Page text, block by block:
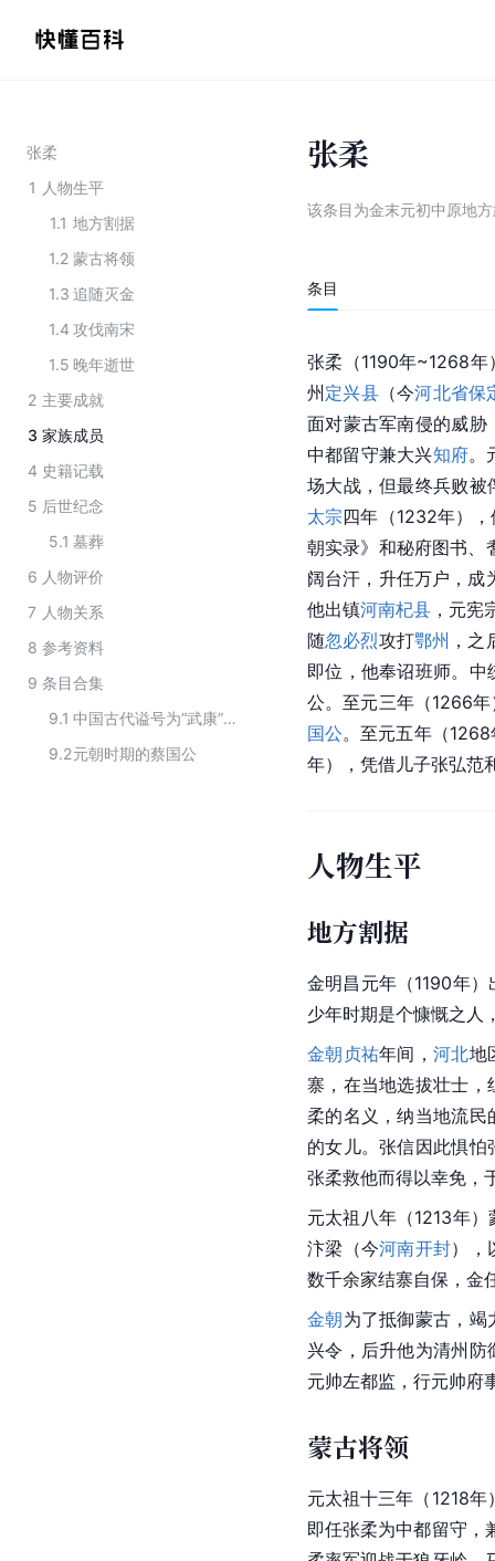
张柔
1 人物生平
1.1 地方割据
1.2 蒙古将领
1.3 追随灭金
1.4 攻伐南宋
1.5 晚年逝世
2 主要成就
3 家族成员
4 史籍记载
5 后世纪念
5.1 墓葬
6 人物评价
7 人物关系
8 参考资料
9 条目合集
9.1
中国古代谥号为“武康”的历史人物
9.2元朝时期的蔡国公
张柔
该条目为金末元初中原地
条目
张柔（1190年~1268
州定兴县（今河北省保
面对蒙古军南侵的威胁
中都留守兼大兴知府。
场大战，但最终兵败
太宗四年（1232年）
朝实录》和秘府图书、
阔台汗，升任万户，成
他出镇河南杞县 ，元宪
随忽必烈攻打鄂州 ，
即位，他奉诏班师。
公。至元三年（1266
国公。至元五年（
年），凭借儿子张弘范
人物生平
地方割据
金明昌元年（1190年
少年时期是个慷慨之人
金朝 贞祐年间，河北地
寨，在当地选拔壮士，
柔的名义，纳当地流民
的女儿。张信因此惧
张柔救他而得以幸免，
元太祖八年（1213年
汴梁（今河南开封），
数千余家结寨自保，金
金朝为了抵御蒙古，竭
兴令，后升他为清州
元帅左都监，行元帅府
蒙古将领
元太祖十三年（1218
即任张柔为中都留守，